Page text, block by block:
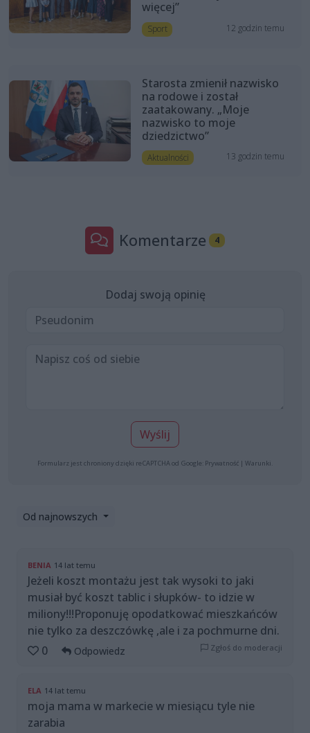
więcej”
Sport 12 godzin temu
Starosta zmienił nazwisko
na rodowe i został
zaatakowany. „Moje
nazwisko to moje
dziedzictwo”
Aktualności 13 godzin temu
Komentarze 4
Dodaj swoją opinię
Wyślij
Formularz jest chroniony dzięki reCAPTCHA od Google: Prywatność | Warunki
Od najnowszych
BENIA 14 lat temu
Jeżeli koszt montażu jest tak wysoki to jaki
musiał być koszt tablic i słupków- to idzie w
miliony!!!Proponuję opodatkować mieszkańców
nie tylko za deszczówkę ,ale i za pochmurne dni.
0
Odpowiedz Zgłoś do moderacji
ELA 14 lat temu
moja mama w markecie w miesiącu tyle nie
zarabia